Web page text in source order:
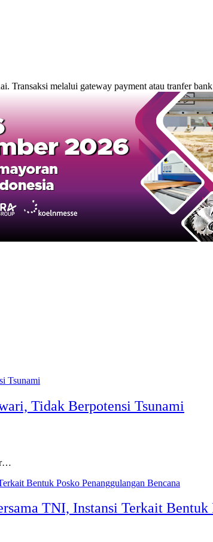
Transaksi melalui gateway payment atau tranfer
Tidak Berpotensi Tsunami
TNI, Instansi Terkait Bentuk